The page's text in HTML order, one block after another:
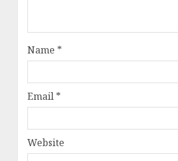
Name *
Email *
Website